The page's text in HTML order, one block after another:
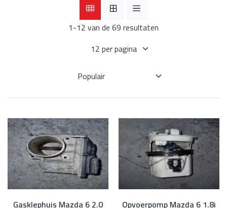
1-12 van de 69 resultaten
Gasklephuis Mazda 6 2.0 Opvoerpomp Mazda 6 1.8i